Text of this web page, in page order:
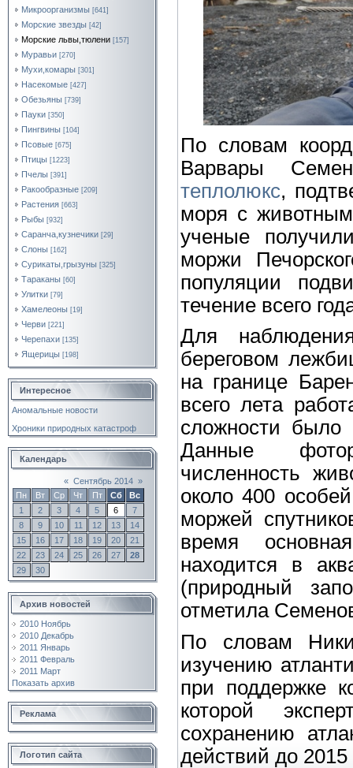
Микроорганизмы [641]
Морские звезды [42]
Морские львы,тюлени [157]
Муравьи [270]
Мухи,комары [301]
Насекомые [427]
Обезьяны [739]
Пауки [350]
Пингвины [104]
Псовые [675]
Птицы [1223]
Пчелы [391]
Ракообразные [209]
Растения [663]
Рыбы [932]
Саранча,кузнечики [29]
Слоны [162]
Сурикаты,грызуны [325]
Тараканы [60]
Улитки [79]
Хамелеоны [19]
Черви [221]
Черепахи [135]
Ящерицы [198]
Интересное
Аномальные новости
Хроники природных катастроф
Календарь
« Сентябрь 2014 »
Пн
Вт Ср Чт Пт Сб
Вс
1
2 3 4 5 6
7
8
9 10 11 12 13
14
15
16 17 18 19 20
21
22
23 24 25 26 27
28
29
30
Архив новостей
2010 Ноябрь
2010 Декабрь
2011 Январь
2011 Февраль
2011 Март
Показать архив
Реклама
Логотип сайта
По словам
Варвары
теплолюкс,
моря с
ученые
моржи
популяции
течение всего
Для
береговом
на границе
всего лета
сложности было
Данные
численность
около 400
моржей
время
находится в
(природный
отметила
По словам
изучению
при поддержке
которой
сохранению
действий до 2015